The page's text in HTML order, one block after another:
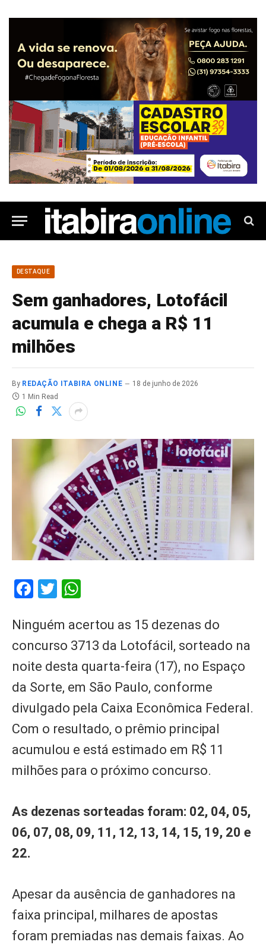
DESTAQUE
Sem ganhadores, Lotofácil
acumula e chega a R$ 11
milhões
By REDAÇÃO ITABIRA ONLINE
18 de junho de 2026
1 Min Read
Facebook
Twitter
Ninguém acertou as 15 dezenas do
concurso 3713 da Lotofácil, sorteado na
noite desta quarta-feira (17), no Espaço
da Sorte, em São Paulo, conforme
divulgado pela Caixa Econômica Federal.
Com o resultado, o prêmio principal
acumulou e está estimado em R$ 11
milhões para o próximo concurso.
As dezenas sorteadas foram: 02, 04, 05,
06, 07, 08, 09, 11, 12, 13, 14, 15, 19, 20 e
22.
Apesar da ausência de ganhadores na
faixa principal, milhares de apostas
foram premiadas nas demais faixas. Ao